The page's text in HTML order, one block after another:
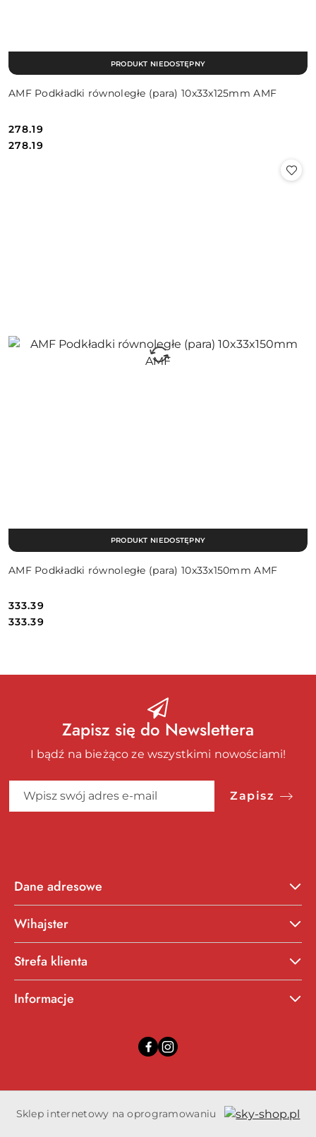
AMF Podkładki równoległe (para) 10x33x125mm AMF
Cena:
278.19
Cena:
278.19
PRODUKT NIEDOSTĘPNY
AMF Podkładki równoległe (para) 10x33x150mm AMF
Cena:
333.39
Cena:
333.39
PRODUKT NIEDOSTĘPNY
Zapisz się do Newslettera
I bądź na bieżąco ze wszystkimi nowościami!
Zapisz
Dane adresowe
Wihajster
Strefa klienta
Informacje
Sklep internetowy na oprogramowaniu